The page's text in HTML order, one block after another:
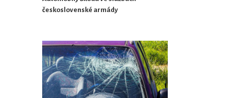
československé armády